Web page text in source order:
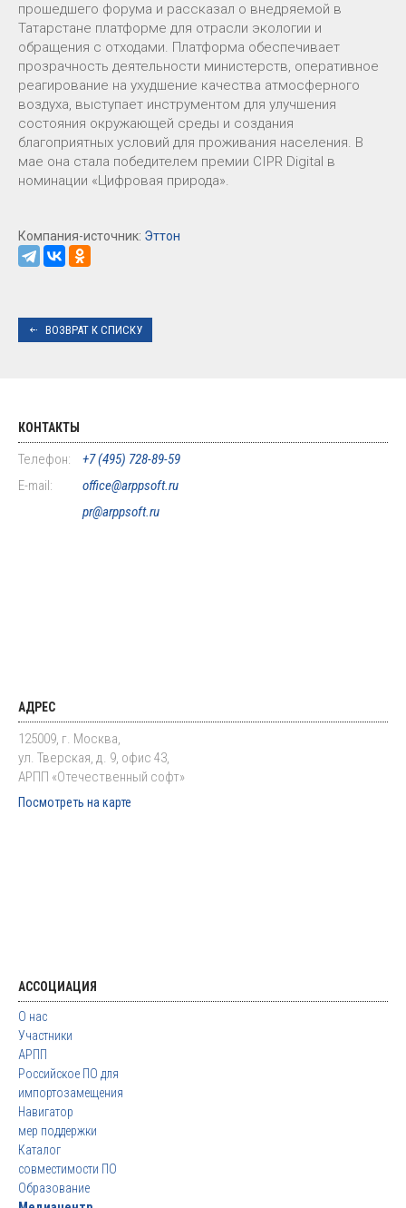
прошедшего форума и рассказал о внедряемой в
Татарстане платформе для отрасли экологии и
обращения с отходами. Платформа обеспечивает
прозрачность деятельности министерств, оперативное
реагирование на ухудшение качества атмосферного
воздуха, выступает инструментом для улучшения
состояния окружающей среды и создания
благоприятных условий для проживания населения. В
мае она стала победителем премии CIPR Digital в
номинации «Цифровая природа».
Компания-источник: Эттон
ВОЗВРАТ К СПИСКУ
КОНТАКТЫ
Телефон:
+7 (495) 728-89-59
E-mail:
office@arppsoft.ru
pr@arppsoft.ru
АДРЕС
125009, г. Москва,
ул. Тверская, д. 9, офис 43,
АРПП «Отечественный софт»
Посмотреть на карте
АССОЦИАЦИЯ
О нас
Участники
АРПП
Российское ПО для
импортозамещения
Навигатор
мер поддержки
Каталог
совместимости ПО
Образование